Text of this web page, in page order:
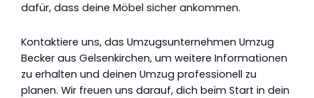
dafür, dass deine Möbel sicher ankommen.
Kontaktiere uns, das Umzugsunternehmen Umzug
Becker aus Gelsenkirchen, um weitere Informationen
zu erhalten und deinen Umzug professionell zu
planen. Wir freuen uns darauf, dich beim Start in dein